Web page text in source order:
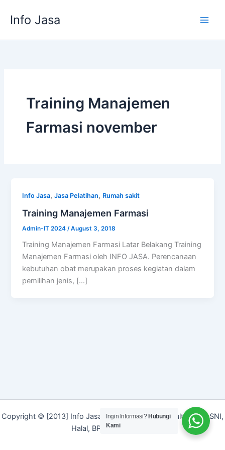
Info Jasa
Training Manajemen
Farmasi november
Info Jasa,Jasa Pelatihan, Rumah sakit
Training Manajemen Farmasi
Admin-IT 2024 /August 3, 2018
Training Manajemen Farmasi Latar Belakang Training
Manajemen Farmasi oleh INFO JASA. Perencanaan
kebutuhan obat merupakan proses kegiatan dalam
pemilihan jenis, […]
Copyright © [2013] Info Jasa | Layanan Jasa Konsultan ISO, SNI,
Halal, BPOM dan Merek]
Ingin Informasi? Hubungi
Kami